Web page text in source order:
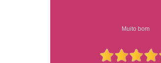
Compre on-line entrega garantido